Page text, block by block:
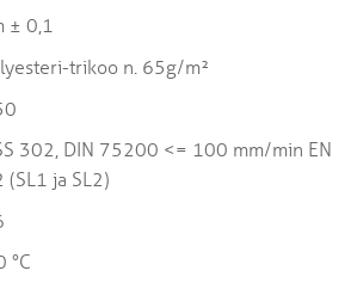
± 0,1
trikoo n. 65g/m²
302, DIN 75200 <= 100 mm/min EN
(SL1 ja SL2)
°C